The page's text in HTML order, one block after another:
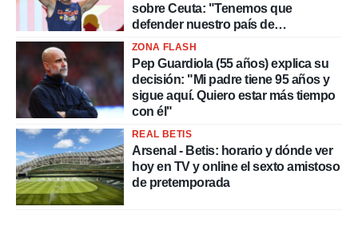
sobre Ceuta: "Tenemos que
defender nuestro país de
delincuentes"
ZONA FLASH
Pep Guardiola (55 años) explica su
decisión: "Mi padre tiene 95 años y
sigue aquí. Quiero estar más tiempo
con él"
REAL BETIS
Arsenal - Betis: horario y dónde ver
hoy en TV y online el sexto amistoso
de pretemporada